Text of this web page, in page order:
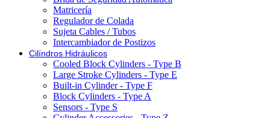
Matricería
Regulador de Colada
Sujeta Cables / Tubos
Intercambiador de Postizos
Cilíndros Hidráulicos
Cooled Block Cylinders - Type B
Large Stroke Cylinders - Type E
Built-in Cylinder - Type F
Block Cylinders - Type A
Sensors - Type S